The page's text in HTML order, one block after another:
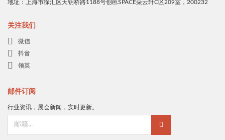
地址：上海市徐汇区天钥桥路1188号创邑SPACE朵云轩C区209室，200232
关注我们
微信
抖音
领英
邮件订阅
行业资讯，展会新闻，实时更新。